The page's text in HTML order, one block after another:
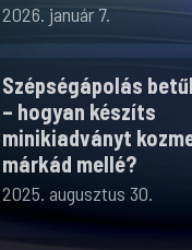
2026. január 7.
Szépségápolás
– hogyan készíts
minikiadványt
márkád mellé?
2025. augusztus 30.